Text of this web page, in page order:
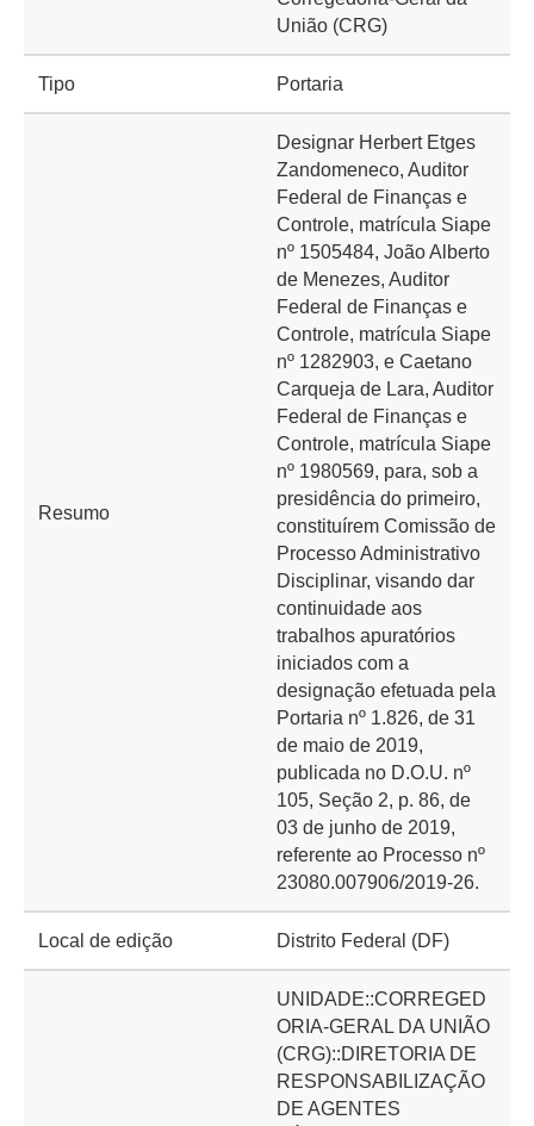
União (CRG)
Tipo Portaria
Resumo
Designar Herbert Etges
Zandomeneco, Auditor
Federal de Finanças e
Controle, matrícula Siape
nº 1505484, João Alberto
de Menezes, Auditor
Federal de Finanças e
Controle, matrícula Siape
nº 1282903, e Caetano
Carqueja de Lara, Auditor
Federal de Finanças e
Controle, matrícula Siape
nº 1980569, para, sob a
presidência do primeiro,
constituírem Comissão de
Processo Administrativo
Disciplinar, visando dar
continuidade aos
trabalhos apuratórios
iniciados com a
designação efetuada pela
Portaria nº 1.826, de 31
de maio de 2019,
publicada no D.O.U. nº
105, Seção 2, p. 86, de
03 de junho de 2019,
referente ao Processo nº
23080.007906/2019-26.
Local de edição Distrito Federal (DF)
UNIDADE::CORREGED
ORIA-GERAL DA UNIÃO
(CRG)::DIRETORIA DE
RESPONSABILIZAÇÃO
DE AGENTES